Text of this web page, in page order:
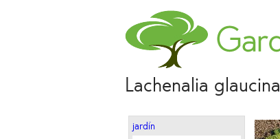
Lachenalia glaucina
jardín